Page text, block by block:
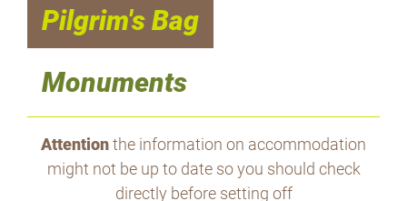
Pilgrim's Bag
Monuments
Attentionthe information on accommodation
might not be up to date so you should check
directly before setting off